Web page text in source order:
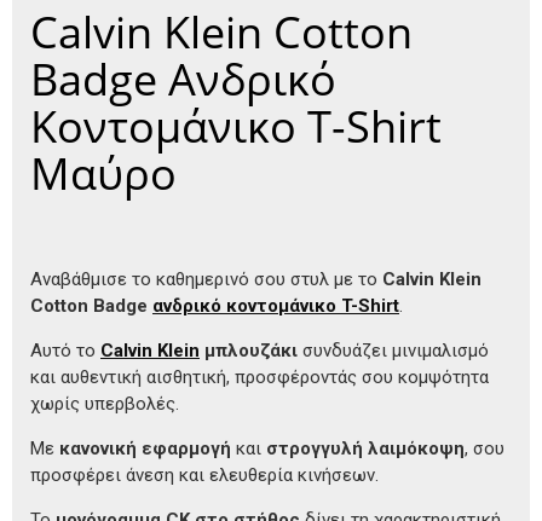
Calvin Klein Cotton
Badge Ανδρικό
Κοντομάνικο T-Shirt
Μαύρο
Αναβάθμισε το καθημερινό σου στυλ με το Calvin Klein
Cotton Badge ανδρικό κοντομάνικο T-Shirt.
Αυτό το Calvin Klein μπλουζάκι συνδυάζει μινιμαλισμό
και αυθεντική αισθητική, προσφέροντάς σου κομψότητα
χωρίς υπερβολές.
Με κανονική εφαρμογή και στρογγυλή λαιμόκοψη, σου
προσφέρει άνεση και ελευθερία κινήσεων.